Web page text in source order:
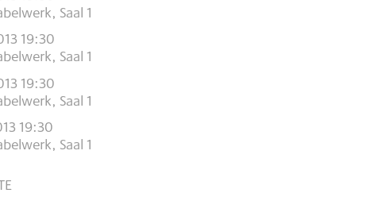
Saal 1
19:30
Saal 1
19:30
Saal 1
19:30
Saal 1